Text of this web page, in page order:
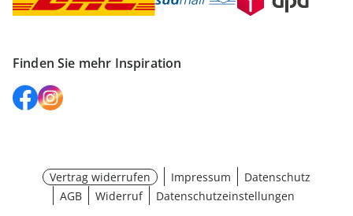
Finden Sie mehr Inspiration
Vertrag widerrufen Impressum
Datenschutz
AGB
Widerruf Datenschutzeinstellungen